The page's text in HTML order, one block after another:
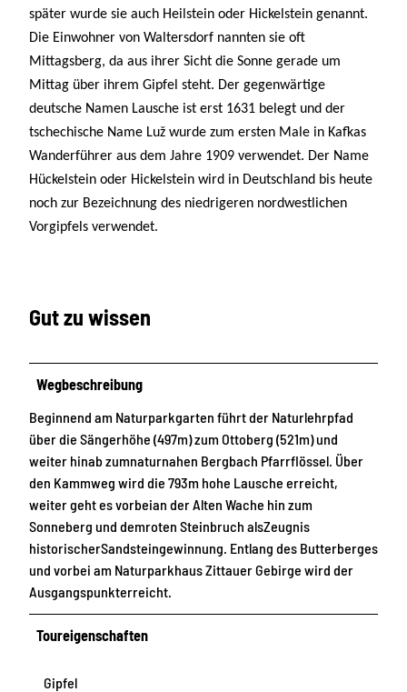
später wurde sie auch Heilstein oder Hickelstein genannt.
Die Einwohner von Waltersdorf nannten sie oft
Mittagsberg, da aus ihrer Sicht die Sonne gerade um
Mittag über ihrem Gipfel steht. Der gegenwärtige
deutsche Namen Lausche ist erst 1631 belegt und der
tschechische Name Luž wurde zum ersten Male in Kafkas
Wanderführer aus dem Jahre 1909 verwendet. Der Name
Hückelstein oder Hickelstein wird in Deutschland bis heute
noch zur Bezeichnung des niedrigeren nordwestlichen
Vorgipfels verwendet.
Gut zu wissen
Wegbeschreibung
Beginnend am Naturparkgarten führt der Naturlehrpfad
über die Sängerhöhe (497m) zum Ottoberg (521m) und
weiter hinab zumnaturnahen Bergbach Pfarrflössel. Über
den Kammweg wird die 793m hohe Lausche erreicht,
weiter geht es vorbeian der Alten Wache hin zum
Sonneberg und demroten Steinbruch alsZeugnis
historischerSandsteingewinnung. Entlang des Butterberges
und vorbei am Naturparkhaus Zittauer Gebirge wird der
Ausgangspunkterreicht.
Toureigenschaften
Gipfel